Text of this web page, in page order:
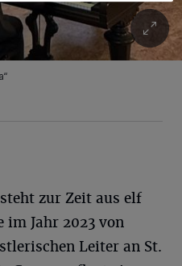
zur Zeit aus elf
im Jahr 2023 von
Leiter an St.